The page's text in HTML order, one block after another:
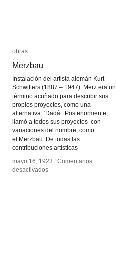
obras
Merzbau
Instalación del artista alemán Kurt
Schwitters (1887 – 1947). Merz era un
término acuñado para describir sus
propios proyectos, como una
alternativa ‘Dadá’. Posteriormente,
llamó a todos sus proyectos con
variaciones del nombre, como
el Merzbau. De todas las
contribuciones artísticas
mayo 16, 1923 / Comentarios
desactivadosen
obras
Merzbau
mayo 16, 1923 / Comentarios
desactivadosen